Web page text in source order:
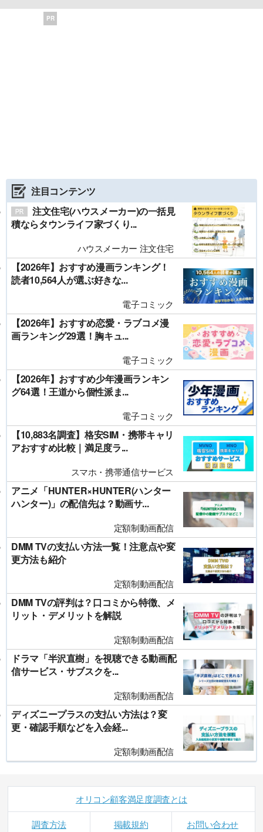
PR
注目コンテンツ
注文住宅(ハウスメーカー)の一括見
積ならタウンライフ家づくり...
ハウスメーカー 注文住宅
【2026年】おすすめ漫画ランキング！
読者10,564人が選ぶ好きな...
電子コミック
【2026年】おすすめ恋愛・ラブコメ漫
画ランキング29選！胸キュ...
電子コミック
【2026年】おすすめ少年漫画ランキン
グ64選！王道から個性派ま...
電子コミック
【10,883名調査】格安SIM・携帯キャリ
アおすすめ比較｜満足度ラ...
スマホ・携帯通信サービス
アニメ「HUNTER×HUNTER(ハンター
ハンター)」の配信先は？動画サ...
定額制動画配信
DMM TVの支払い方法一覧！注意点や変
更方法も紹介
定額制動画配信
DMM TVの評判は？口コミから特徴、メ
リット・デメリットを解説
定額制動画配信
ドラマ「半沢直樹」を視聴できる動画配
信サービス・サブスクを...
定額制動画配信
ディズニープラスの支払い方法は？変
更・確認手順などを入会経...
定額制動画配信
オリコン顧客満足度調査とは
調査方法 掲載規約 お問い合わせ